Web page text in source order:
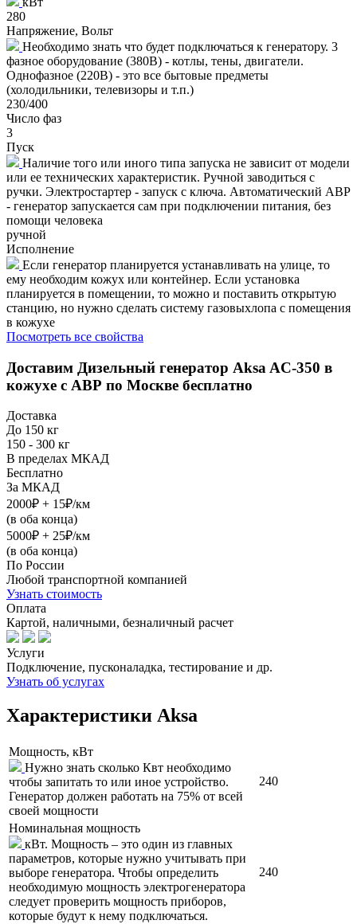
280
Напряжение, Вольт
Необходимо знать что будет подключаться к генератору. 3
фазное оборудование (380В) - котлы, тены, двигатели.
Однофазное (220В) - это все бытовые предметы
(холодильники, телевизоры и т.п.)
230/400
Число фаз
3
Пуск
Наличие того или иного типа запуска не зависит от модели
или ее технических характеристик. Ручной заводиться с
ручки. Электростартер - запуск с ключа. Автоматический АВР
- генератор запускается сам при подключении питания, без
помощи человека
ручной
Исполнение
Если генератор планируется устанавливать на улице, то
ему необходим кожух или контейнер. Если установка
планируется в помещении, то можно и поставить открытую
станцию, но нужно сделать систему газовыхлопа с помещения
в кожухе
Посмотреть все свойства
Доставим Дизельный генератор Aksa AC-350 в
кожухе с АВР по Москве бесплатно
Доставка
До 150 кг
150 - 300 кг
В пределах МКАД
Бесплатно
За МКАД
2000₽ + 15₽/км
(в оба конца)
5000₽ + 25₽/км
(в оба конца)
По России
Любой транспортной компанией
Узнать стоимость
Оплата
Картой, наличными, безналичный расчет
Услуги
Подключение, пусконаладка, тестирование и др.
Узнать об услугах
Характеристики Aksa
Мощность, кВт
Нужно знать сколько Квт необходимо
чтобы запитать то или иное устройство.
Генератор должен работать на 75% от всей
своей мощности
240
Номинальная мощность
кВт. Мощность – это один из главных
параметров, которые нужно учитывать при
выборе генератора. Чтобы определить
необходимую мощность электрогенератора
следует проверить мощность приборов,
которые будут к нему подключаться.
240